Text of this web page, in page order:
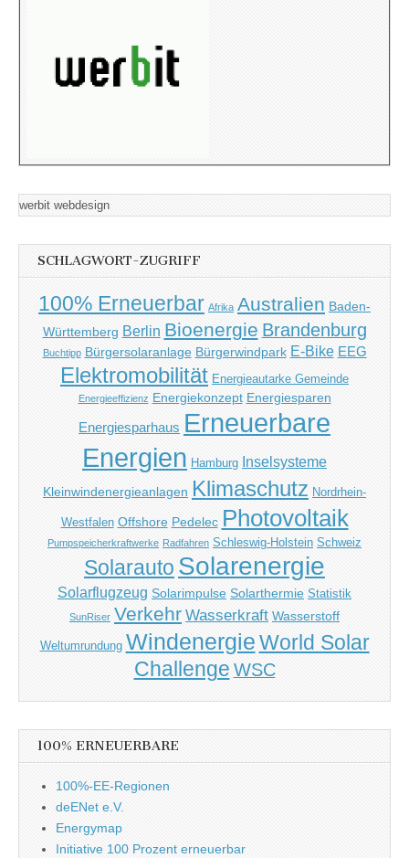
werbit webdesign
SCHLAGWORT-ZUGRIFF
100% Erneuerbar Afrika Australien Baden-
Württemberg Berlin Bioenergie Brandenburg
Buchtipp Bürgersolaranlage Bürgerwindpark E-Bike EEG
Elektromobilität Energieautarke Gemeinde
Energieeffizienz Energiekonzept Energiesparen
Energiesparhaus Erneuerbare
Energien Hamburg Inselsysteme
Kleinwindenergieanlagen Klimaschutz Nordrhein-
Westfalen Offshore Pedelec Photovoltaik
Pumpspeicherkraftwerke Radfahren Schleswig-Holstein Schweiz
Solarauto Solarenergie
Solarflugzeug Solarimpulse Solarthermie Statistik
SunRiser Verkehr Wasserkraft Wasserstoff
Weltumrundung Windenergie World Solar
Challenge WSC
100% ERNEUERBARE
100%-EE-Regionen
deENet e.V.
Energymap
Initiative 100 Prozent erneuerbar